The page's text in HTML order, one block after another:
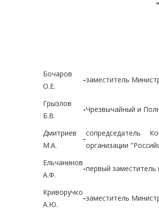
Бочаров
О.Е.
-заместитель
Грызлов
Б.В.
-Чрезвычайный и
Дмитриев
М.А.
-
сопредседатель
организации
Ельчанинов
А.Ф.
-первый
Криворучко
А.Ю.
-заместитель